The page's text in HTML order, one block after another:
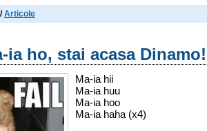
/Articole
ia ho, stai acasa Dinamo!
Ma-ia hii
Ma-ia huu
Ma-ia hoo
Ma-ia haha (x4)